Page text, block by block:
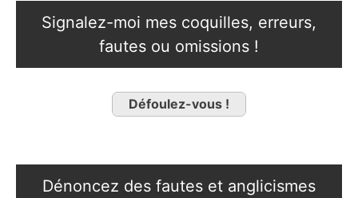
Signalez-moi mes coquilles, erreurs,
fautes ou omissions !
Défoulez-vous !
Dénoncez des fautes et anglicismes